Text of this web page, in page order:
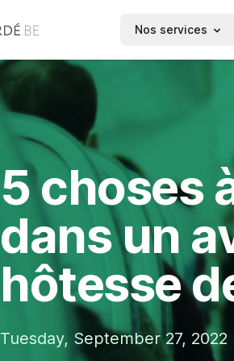
Nos services
5 choses
dans un
hôtesse
Tuesday, September 27, 2022